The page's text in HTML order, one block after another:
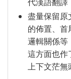
靈修／讀經
聆聽系列
盡量保留原
的佈置、首
邏輯關係等
這方面也作
上下文茫無